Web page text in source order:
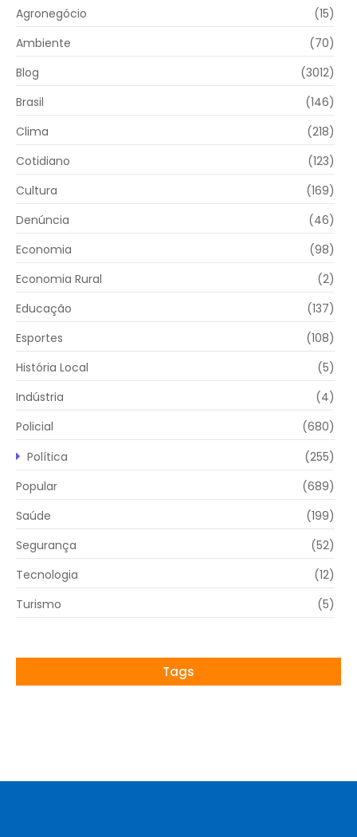
Agronegócio
(15)
Ambiente
(70)
Blog
(3012)
Brasil
(146)
Clima
(218)
Cotidiano
(123)
Cultura
(169)
Denúncia
(46)
Economia
(98)
Economia Rural
(2)
Educação
(137)
Esportes
(108)
História Local
(5)
Indústria
(4)
Policial
(680)
Política
(255)
Popular
(689)
Saúde
(199)
Segurança
(52)
Tecnologia
(12)
Turismo
(5)
Tags